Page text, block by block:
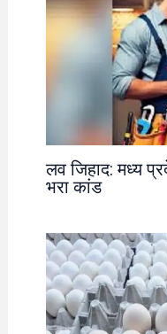
लव जिहाद: मध्य
भरा कांड